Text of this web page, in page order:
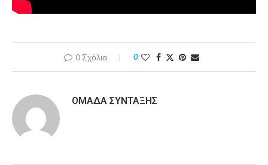
0 Σχόλια 0
ΟΜΆΔΑ ΣΎΝΤΑΞΗΣ